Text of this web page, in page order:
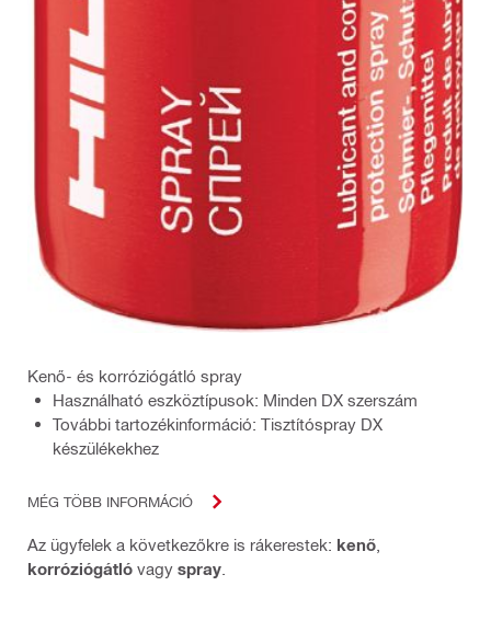
Kenő- és korróziógátló spray
Használható eszköztípusok: Minden DX szerszám
További tartozékinformáció: Tisztítóspray DX
készülékekhez
MÉG TÖBB INFORMÁCIÓ
Az ügyfelek a következőkre is rákerestek: kenő
korróziógátló vagy spray